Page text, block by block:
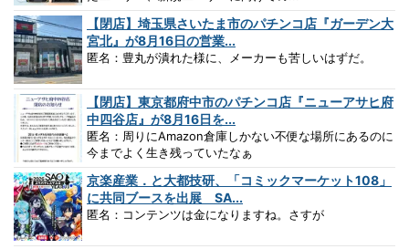
【閉店】埼玉県さいたま市のパチンコ店『ガーデン大
宮北』が8月16日の営業...
匿名：豊丸が潰れた様に、メーカーも苦しいはずだ。
【閉店】東京都府中市のパチンコ店『ニューアサヒ府
中四谷店』が8月16日を...
匿名：周りにAmazon倉庫しかない不便な場所にあるのに
今までよく生き残っていたなぁ
京楽産業．と大都技研、「コミックマーケット108」
に共同ブースを出展 SA...
匿名：コンテンツは金になりますね。さすが